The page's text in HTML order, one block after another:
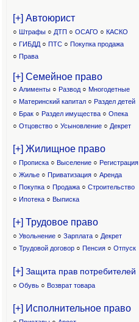
[+] Автоюрист
○ Штрафы ○ ДТП ○ ОСАГО ○ КАСКО
○ ГИБДД ○ ПТС ○ Покупка продажа
○ Права
[+] Семейное право
○ Алименты ○ Развод ○ Многодетные
○ Материнский капитал○ Раздел детей
○ Брак ○ Раздел имущества ○ Опека
○ Отцовство○ Усыновление ○ Декрет
[+] Жилищное право
○ Прописка ○ Выселение ○ Регистрация
○ Жилье ○ Приватизация ○ Аренда
○ Покупка ○ Продажа ○ Строительство
○ Ипотека ○ Выписка
[+] Трудовое право
○ Увольнение ○ Зарплата ○ Декрет
○ Трудовой договор ○ Пенсия ○ Отпуск
[+] Защита прав потребителей
○ Обувь ○ Возврат товара
[+] Исполнительное право